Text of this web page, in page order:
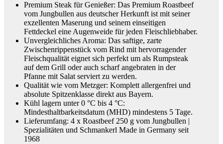
Premium Steak für Genießer: Das Premium Roastbeef
vom Jungbullen aus deutscher Herkunft ist mit seiner
exzellenten Maserung und seinem einseitigen
Fettdeckel eine Augenweide für jeden Fleischliebhaber.
Unvergleichliches Aroma: Das saftige, zarte
Zwischenrippenstück vom Rind mit hervorragender
Fleischqualität eignet sich perfekt um als Rumpsteak
auf dem Grill oder auch scharf angebraten in der
Pfanne mit Salat serviert zu werden.
Qualität wie vom Metzger: Komplett allergenfrei und
absolute Spitzenklasse direkt aus Bayern.
Kühl lagern unter 0 °C bis 4 °C:
Mindesthaltbarkeitsdatum (MHD) mindestens 5 Tage.
Lieferumfang: 4 x Roastbeef 250 g vom Jungbullen |
Spezialitäten und Schmankerl Made in Germany seit
1968